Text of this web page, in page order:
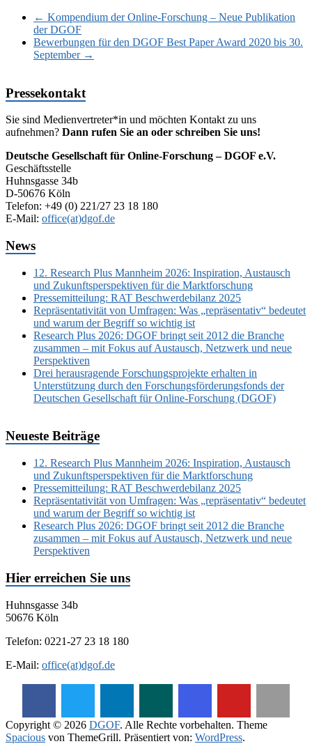
← Kompendium der Online-Forschung – Neue Publikation
der DGOF
Bewerbungen für den DGOF Best Paper Award 2020 bis 30.
September →
Pressekontakt
Sie sind Medienvertreter*in und möchten Kontakt zu uns
aufnehmen? Dann rufen Sie an oder schreiben Sie uns!
Deutsche Gesellschaft für Online-Forschung – DGOF e.V.
Geschäftsstelle
Huhnsgasse 34b
D-50676 Köln
Telefon: +49 (0) 221/27 23 18 180
E-Mail: office(at)dgof.de
News
12. Research Plus Mannheim 2026: Inspiration, Austausch
und Zukunftsperspektiven für die Marktforschung
Pressemitteilung: RAT Beschwerdebilanz 2025
Repräsentativität von Umfragen: Was „repräsentativ“ bedeutet
und warum der Begriff so wichtig ist
Research Plus 2026: DGOF bringt seit 2012 die Branche
zusammen – mit Fokus auf Austausch, Netzwerk und neue
Perspektiven
Drei herausragende Forschungsprojekte erhalten in
Unterstützung durch den Forschungsförderungsfonds der
Deutschen Gesellschaft für Online-Forschung (DGOF)
Neueste Beiträge
12. Research Plus Mannheim 2026: Inspiration, Austausch
und Zukunftsperspektiven für die Marktforschung
Pressemitteilung: RAT Beschwerdebilanz 2025
Repräsentativität von Umfragen: Was „repräsentativ“ bedeutet
und warum der Begriff so wichtig ist
Research Plus 2026: DGOF bringt seit 2012 die Branche
zusammen – mit Fokus auf Austausch, Netzwerk und neue
Perspektiven
Hier erreichen Sie uns
Huhnsgasse 34b
50676 Köln
Telefon: 0221-27 23 18 180
E-Mail: office(at)dgof.de
Copyright © 2026 DGOF. Alle Rechte vorbehalten. Theme
Spacious von ThemeGrill. Präsentiert von: WordPress.